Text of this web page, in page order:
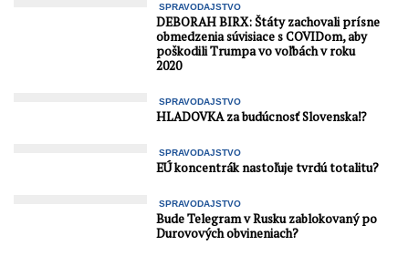
SPRAVODAJSTVO
DEBORAH BIRX: Štáty zachovali prísne
obmedzenia súvisiace s COVIDom, aby
poškodili Trumpa vo voľbách v roku
2020
SPRAVODAJSTVO
HLADOVKA za budúcnosť Slovenska⁉️
SPRAVODAJSTVO
EÚ koncentrák nastoľuje tvrdú totalitu?
SPRAVODAJSTVO
Bude Telegram v Rusku zablokovaný po
Durovových obvineniach?